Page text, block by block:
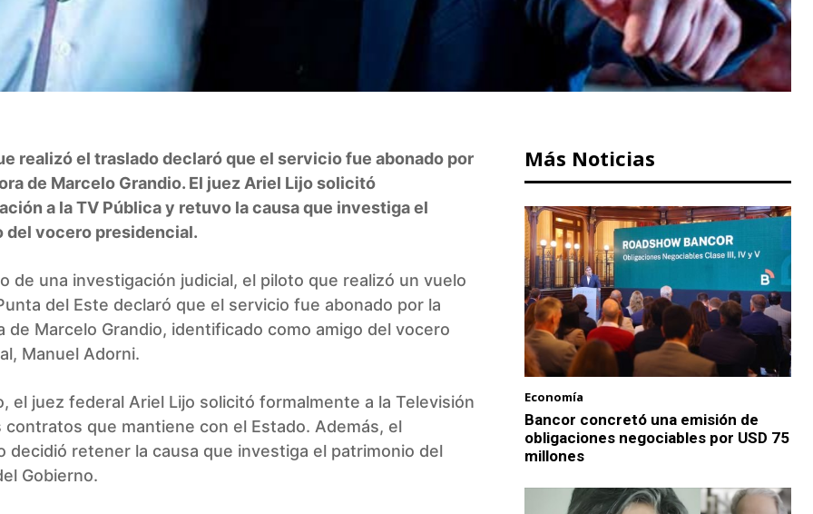
realizó el traslado declaró que el servicio fue abonado por
de Marcelo Grandio. El juez Ariel Lijo solicitó
a la TV Pública y retuvo la causa que investiga el
del vocero presidencial.
de una investigación judicial, el piloto que realizó un vuelo
del Este declaró que el servicio fue abonado por la
de Marcelo Grandio, identificado como amigo del vocero
Manuel Adorni.
el juez federal Ariel Lijo solicitó formalmente a la Televisión
contratos que mantiene con el Estado. Además, el
decidió retener la causa que investiga el patrimonio del
Gobierno.
Más Noticias
Economía
Bancor concretó una emisión de
obligaciones negociables por USD 75
millones